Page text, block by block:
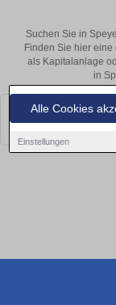
Alle Cookies
Einstellungen
Suchen Sie in
Finden Sie hier
als Kapitalanlage
in
Leider konnten wir
bald wieder vorbei!